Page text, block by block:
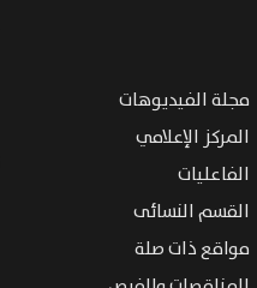
مجلة الفيديوهات
المركز الإعلامي
الفاعليات
القسم النسائى
مواقع ذات صلة